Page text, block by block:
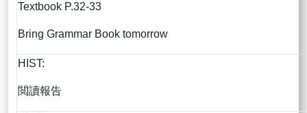
Textbook P.32-33
Bring Grammar Book tomorrow
HIST:
閲讀報告